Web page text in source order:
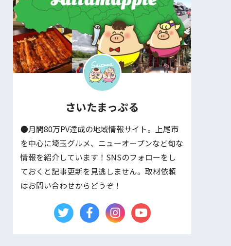
さいたまっぷる
●月間80万PV達成の地域情報サイト。上尾市
を中心に埼玉グルメ、ニューオープンなど旬な
情報を紹介しています！SNSのフォローをし
ておくと記事更新を見逃しません。取材依頼
はお問い合わせからどうぞ！